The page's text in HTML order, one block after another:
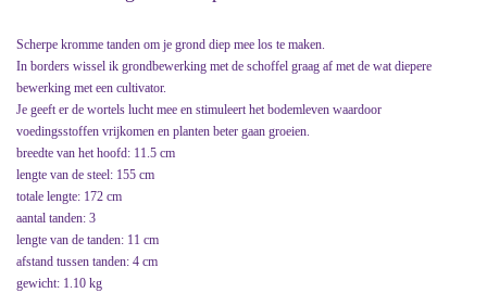
Scherpe kromme tanden om je grond diep mee los te maken.
In borders wissel ik grondbewerking met de schoffel graag af met de wat diepere
bewerking met een cultivator.
Je geeft er de wortels lucht mee en stimuleert het bodemleven waardoor
voedingsstoffen vrijkomen en planten beter gaan groeien.
breedte van het hoofd: 11.5 cm
lengte van de steel: 155 cm
totale lengte: 172 cm
aantal tanden: 3
lengte van de tanden: 11 cm
afstand tussen tanden: 4 cm
gewicht: 1.10 kg